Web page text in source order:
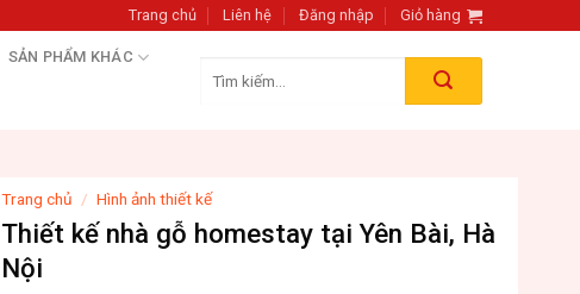
Trang chủ Liên hệ Đăng nhập Giỏ hàng
SẢN PHẨM KHÁC
kiếm:
Trang chủ / Hình ảnh thiết kế
Thiết kế nhà gỗ homestay tại Yên Bài, Hà
Nội